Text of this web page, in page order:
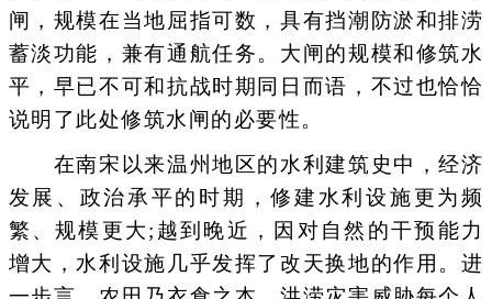
闸，规模在当地屈指可数，具有挡潮防淤和排涝
蓄淡功能，兼有通航任务。大闸的规模和修筑水
平，早已不可和抗战时期同日而语，不过也恰恰
说明了此处修筑水闸的必要性。
在南宋以来温州地区的水利建筑史中，经济
发展、政治承平的时期，修建水利设施更为频
繁、规模更大;越到晚近，因对自然的干预能力
增大，水利设施几乎发挥了改天换地的作用。进